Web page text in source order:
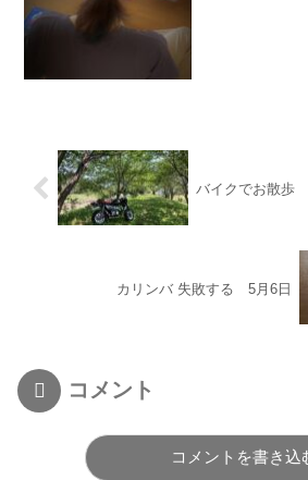
バイクでお散歩
カリンバ 失敗する 5月6日
コメント
コメントを書き込